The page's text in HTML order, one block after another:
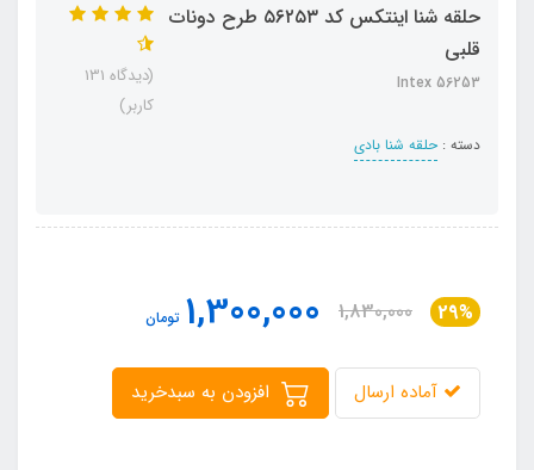
حلقه شنا اینتکس کد ۵۶۲۵۳ طرح دونات
قلبی
Intex 56253
دسته : حلقه شنا بادی
(دیدگاه 131
کاربر)
29%
1,830,000
1,300,000 تومان
آماده ارسال